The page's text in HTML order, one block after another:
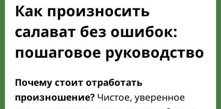
Как произносить
салават без ошибок:
пошаговое руководство
Почему стоит отработать
произношение? Чистое, уверенное